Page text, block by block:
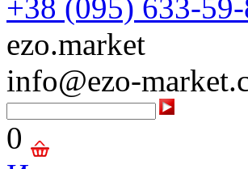
+38 (095) 633-
ezo.market
info@ezo-
0